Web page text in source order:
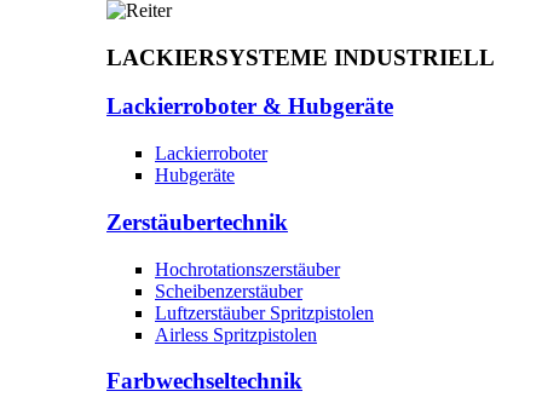
LACKIERSYSTEME INDUSTRIELL
Lackierroboter & Hubgeräte
Lackierroboter
Hubgeräte
Zerstäubertechnik
Hochrotationszerstäuber
Scheibenzerstäuber
Luftzerstäuber Spritzpistolen
Airless Spritzpistolen
Farbwechseltechnik